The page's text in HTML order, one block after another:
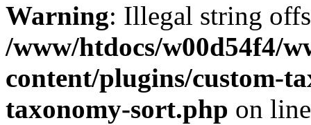
Warning: Illegal string
/www/htdocs/w00d54f4/
content/plugins/custom-
taxonomy-sort.php on